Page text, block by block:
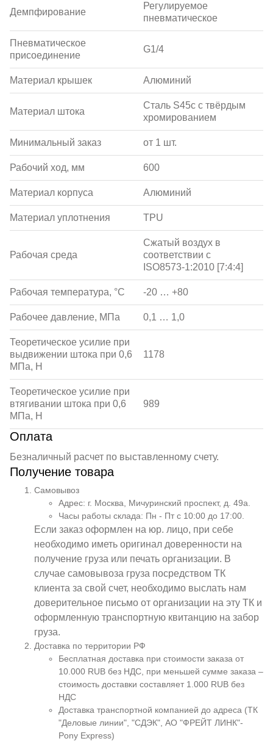
Демпфирование
Регулируемое
пневматическое
Пневматическое
присоединение
G1/4
Материал крышек Алюминий
Материал штока
Сталь S45c с твёрдым
хромированием
Минимальный заказ от 1 шт.
Рабочий ход, мм 600
Материал корпуса Алюминий
Материал уплотнения TPU
Рабочая среда
Сжатый воздух в
соответствии с
ISO8573-1:2010 [7:4:4]
Рабочая температура, °С -20 … +80
Рабочее давление, МПа 0,1 … 1,0
Теоретическое усилие при
выдвижении штока при 0,6
МПа, Н
1178
Теоретическое усилие при
втягивании штока при 0,6
МПа, Н
989
Оплата
Безналичный расчет по выставленному счету.
Получение товара
Самовывоз
Адрес: г. Москва, Мичуринский проспект, д. 49а.
Часы работы склада: Пн - Пт с 10:00 до 17:00.
Если заказ оформлен на юр. лицо, при себе
необходимо иметь оригинал доверенности на
получение груза или печать организации. В
случае самовывоза груза посредством ТК
клиента за свой счет, необходимо выслать нам
доверительное письмо от организации на эту ТК и
оформленную транспортную квитанцию на забор
груза.
Доставка по территории РФ
Бесплатная доставка при стоимости заказа от
10.000 RUB без НДС, при меньшей сумме заказа –
стоимость доставки составляет 1.000 RUB без
НДС
Доставка транспортной компанией до адреса (ТК
"Деловые линии", "СДЭК", АО "ФРЕЙТ ЛИНК"-
Pony Express)